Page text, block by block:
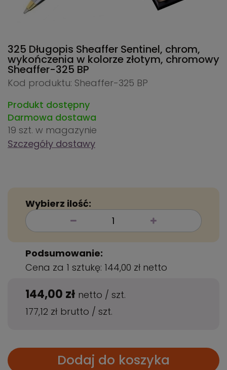
325 Długopis Sheaffer Sentinel, chrom,
wykończenia w kolorze złotym, chromowy
Sheaffer-325 BP
Kod produktu: Sheaffer-325 BP
Produkt dostępny
Darmowa dostawa
19 szt. w magazynie
Szczegóły dostawy
Wybierz ilość:
Podsumowanie:
Cena za 1 sztukę: 144,00 zł netto
144,00 zł netto / szt.
177,12 zł brutto / szt.
Dodaj do koszyka